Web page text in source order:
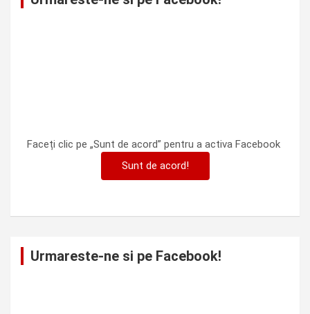
Faceți clic pe „Sunt de acord” pentru a activa Facebook
Sunt de acord!
Urmareste-ne si pe Facebook!